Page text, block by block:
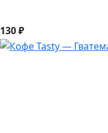
130 ₽